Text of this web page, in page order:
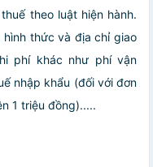
theo luật hiện hành.
hình thức và địa chỉ giao
phí khác như phí vận
nhập khẩu (đối với đơn
1 triệu đồng).....